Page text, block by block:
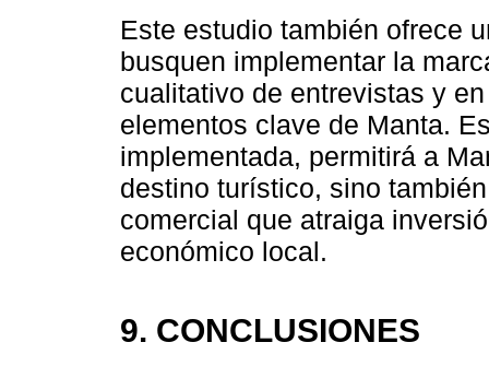
Este estudio también ofrece
busquen implementar la
cualitativo de entrevistas y
elementos clave de Manta.
implementada, permitirá a
destino turístico, sino
comercial que atraiga
económico local.
9. CONCLUSIONES